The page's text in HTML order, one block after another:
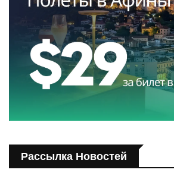
Рассылка Новостей